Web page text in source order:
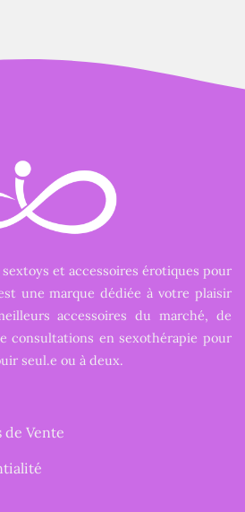
et accessoires érotiques pour
une marque dédiée à votre plaisir
accessoires du marché, de
consultations en sexothérapie pour
seul.e ou à deux.
de Vente